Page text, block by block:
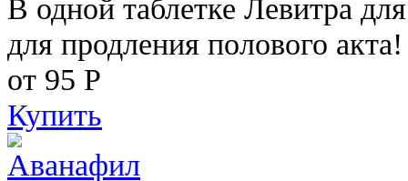
В одной таблетке Левитра
для продления полового акта!
от 95 Р
Купить